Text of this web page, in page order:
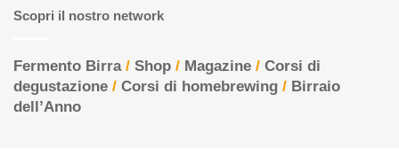
Scopri il nostro network
Fermento Birra/ Shop / Magazine / Corsi di
degustazione / Corsi di homebrewing / Birraio
dell’Anno